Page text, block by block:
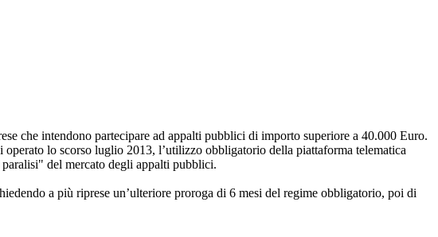
che intendono partecipare ad appalti pubblici di importo superiore a 40.000 Euro.
lo scorso luglio 2013, l’utilizzo obbligatorio della piattaforma telematica
del mercato degli appalti pubblici.
a più riprese un’ulteriore proroga di 6 mesi del regime obbligatorio, poi di